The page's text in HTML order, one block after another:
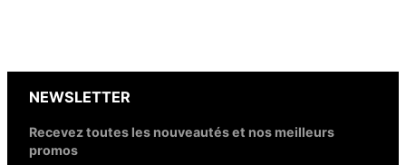
NEWSLETTER
Recevez toutes les nouveautés et nos meilleurs
promos